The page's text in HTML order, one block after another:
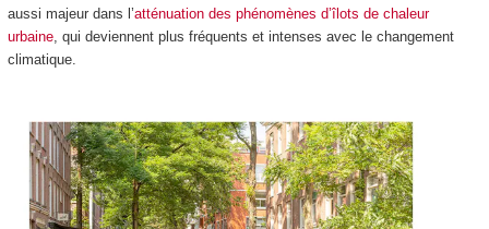
aussi majeur dans l’atténuation des phénomènes d’îlots de chaleur
urbaine, qui deviennent plus fréquents et intenses avec le changement
climatique.